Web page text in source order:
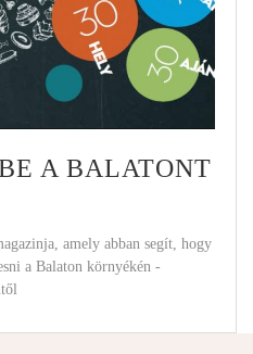
A BALATONT
amely abban segít, hogy
a Balaton környékén -